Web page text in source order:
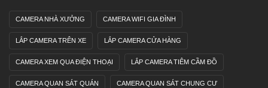
CAMERA NHÀ XƯỞNG CAMERA WIFI GIA ĐÌNH
LẮP CAMERA TRÊN XE LẮP CAMERA CỬA HÀNG
CAMERA XEM QUA ĐIỆN THOẠI LẮP CAMERA TIÊM CẦM ĐỒ
CAMERA QUAN SÁT QUÁN CAMERA QUAN SÁT CHUNG CƯ